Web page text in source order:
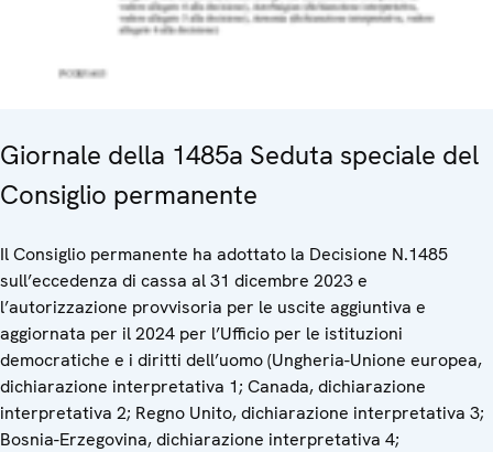
Giornale della 1485a Seduta speciale del
Consiglio permanente
Il Consiglio permanente ha adottato la Decisione N.1485
sull’eccedenza di cassa al 31 dicembre 2023 e
l’autorizzazione provvisoria per le uscite aggiuntiva e
aggiornata per il 2024 per l’Ufficio per le istituzioni
democratiche e i diritti dell’uomo (Ungheria-Unione europea,
dichiarazione interpretativa 1; Canada, dichiarazione
interpretativa 2; Regno Unito, dichiarazione interpretativa 3;
Bosnia-Erzegovina, dichiarazione interpretativa 4;